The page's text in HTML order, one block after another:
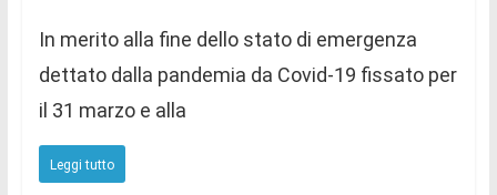
In merito alla fine dello stato di emergenza
dettato dalla pandemia da Covid-19 fissato per
il 31 marzo e alla
Leggi tutto